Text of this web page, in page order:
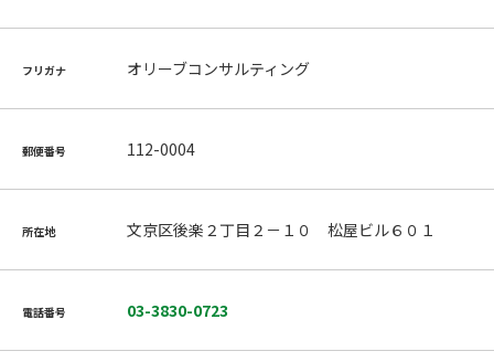
フリガナ オリーブコンサルティング
郵便番号 112-0004
所在地 文京区後楽２丁目２－１０ 松屋ビル６０１
電話番号 03-3830-0723